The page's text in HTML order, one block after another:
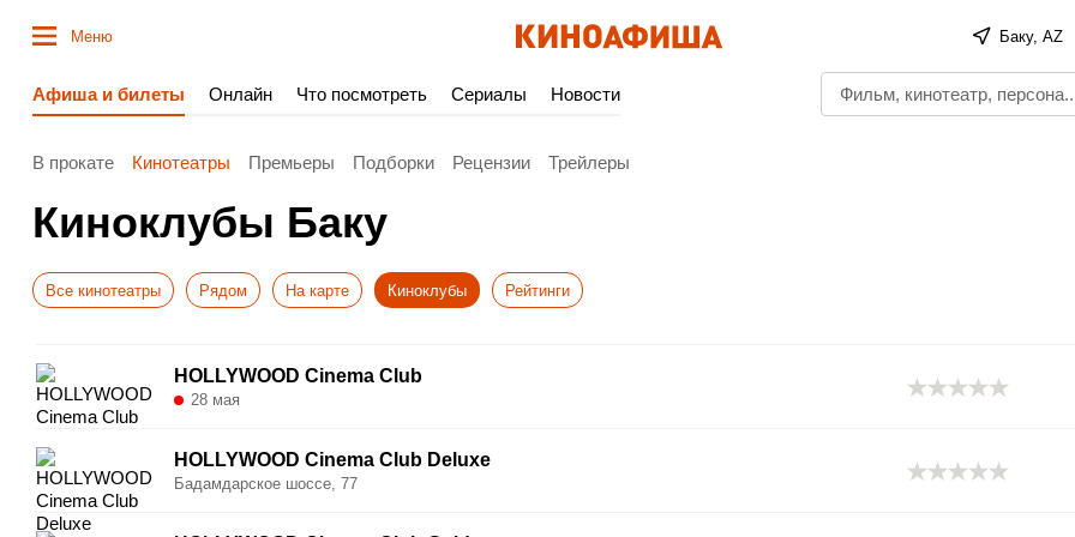
Меню Баку, AZ
Афиша и билеты Онлайн Что посмотреть Сериалы Новости
В прокате Кинотеатры Премьеры Подборки Рецензии Трейлеры
Киноклубы Баку
Все кинотеатры Рядом На карте Киноклубы Рейтинги
HOLLYWOOD Cinema Club
28 мая
HOLLYWOOD Cinema Club Deluxe
Бадамдарское шоссе, 77